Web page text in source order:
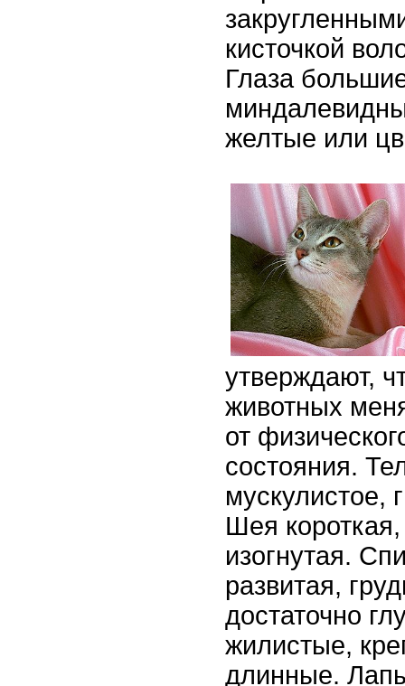
кисточкой
Глаза
желтые или
утверждают,
животных
от
состояния.
мускулистое,
Шея
изогнутая.
развитая,
достаточно
жилистые,
длинные.